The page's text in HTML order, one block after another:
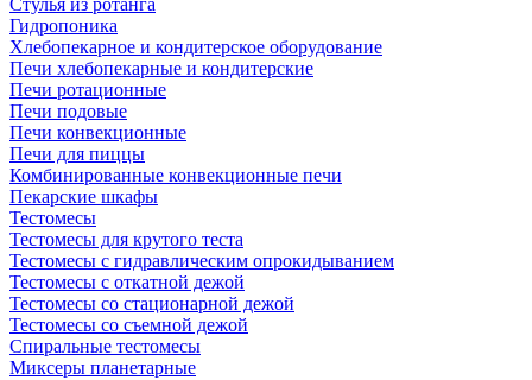
Стулья из ротанга
Гидропоника
Хлебопекарное и кондитерское оборудование
Печи хлебопекарные и кондитерские
Печи ротационные
Печи подовые
Печи конвекционные
Печи для пиццы
Комбинированные конвекционные печи
Пекарские шкафы
Тестомесы
Тестомесы для крутого теста
Тестомесы с гидравлическим опрокидыванием
Тестомесы с откатной дежой
Тестомесы со стационарной дежой
Тестомесы со съемной дежой
Спиральные тестомесы
Миксеры планетарные